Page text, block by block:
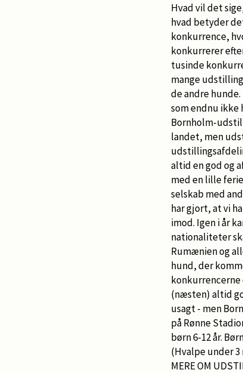
Hvad vil det
hvad betyder
konkurrence,
konkurrerer
tusinde
mange
de andre
som endnu
Bornholm-
landet, men
altid en god og
med en lille
selskab med
har gjort, at vi
imod. Igen i år
nationaliteter
Rumænien og
hund, der
konkurrencerne
(næsten) altid
usagt - men
på Rønne
børn 6-12 år.
(Hvalpe under 3
MERE OM